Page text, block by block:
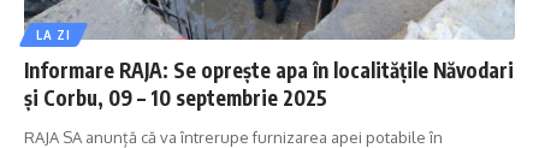
LA ZI
Informare RAJA: Se oprește apa în localitățile Năvodari
și Corbu, 09 – 10 septembrie 2025
RAJA SA anunță că va întrerupe furnizarea apei potabile în